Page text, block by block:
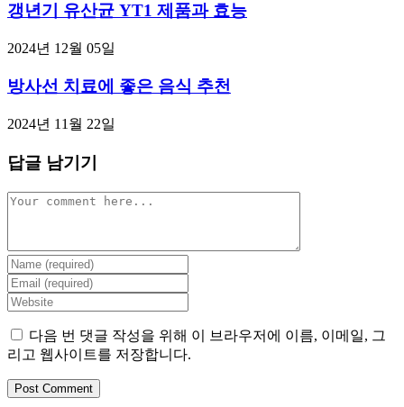
갱년기 유산균 YT1 제품과 효능
2024년 12월 05일
방사선 치료에 좋은 음식 추천
2024년 11월 22일
답글 남기기
Comment
Enter
your
name
or
username
to
comment
Enter
your
email
address
to
comment
Enter
your
website
URL
(optional)
다음 번 댓글 작성을 위해 이 브라우저에 이름, 이메일, 그
리고 웹사이트를 저장합니다.